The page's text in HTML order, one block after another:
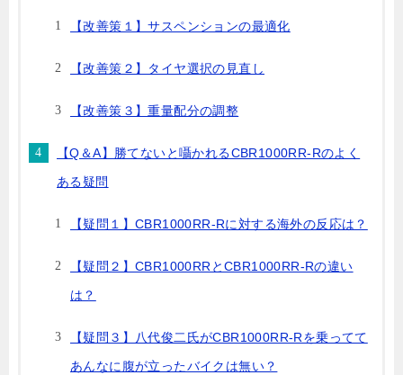
【改善策１】サスペンションの最適化
【改善策２】タイヤ選択の見直し
【改善策３】重量配分の調整
【Q＆A】勝てないと囁かれるCBR1000RR-Rのよく
ある疑問
【疑問１】CBR1000RR-Rに対する海外の反応は？
【疑問２】CBR1000RRとCBR1000RR-Rの違い
は？
【疑問３】八代俊二氏がCBR1000RR-Rを乗ってて
あんなに腹が立ったバイクは無い？